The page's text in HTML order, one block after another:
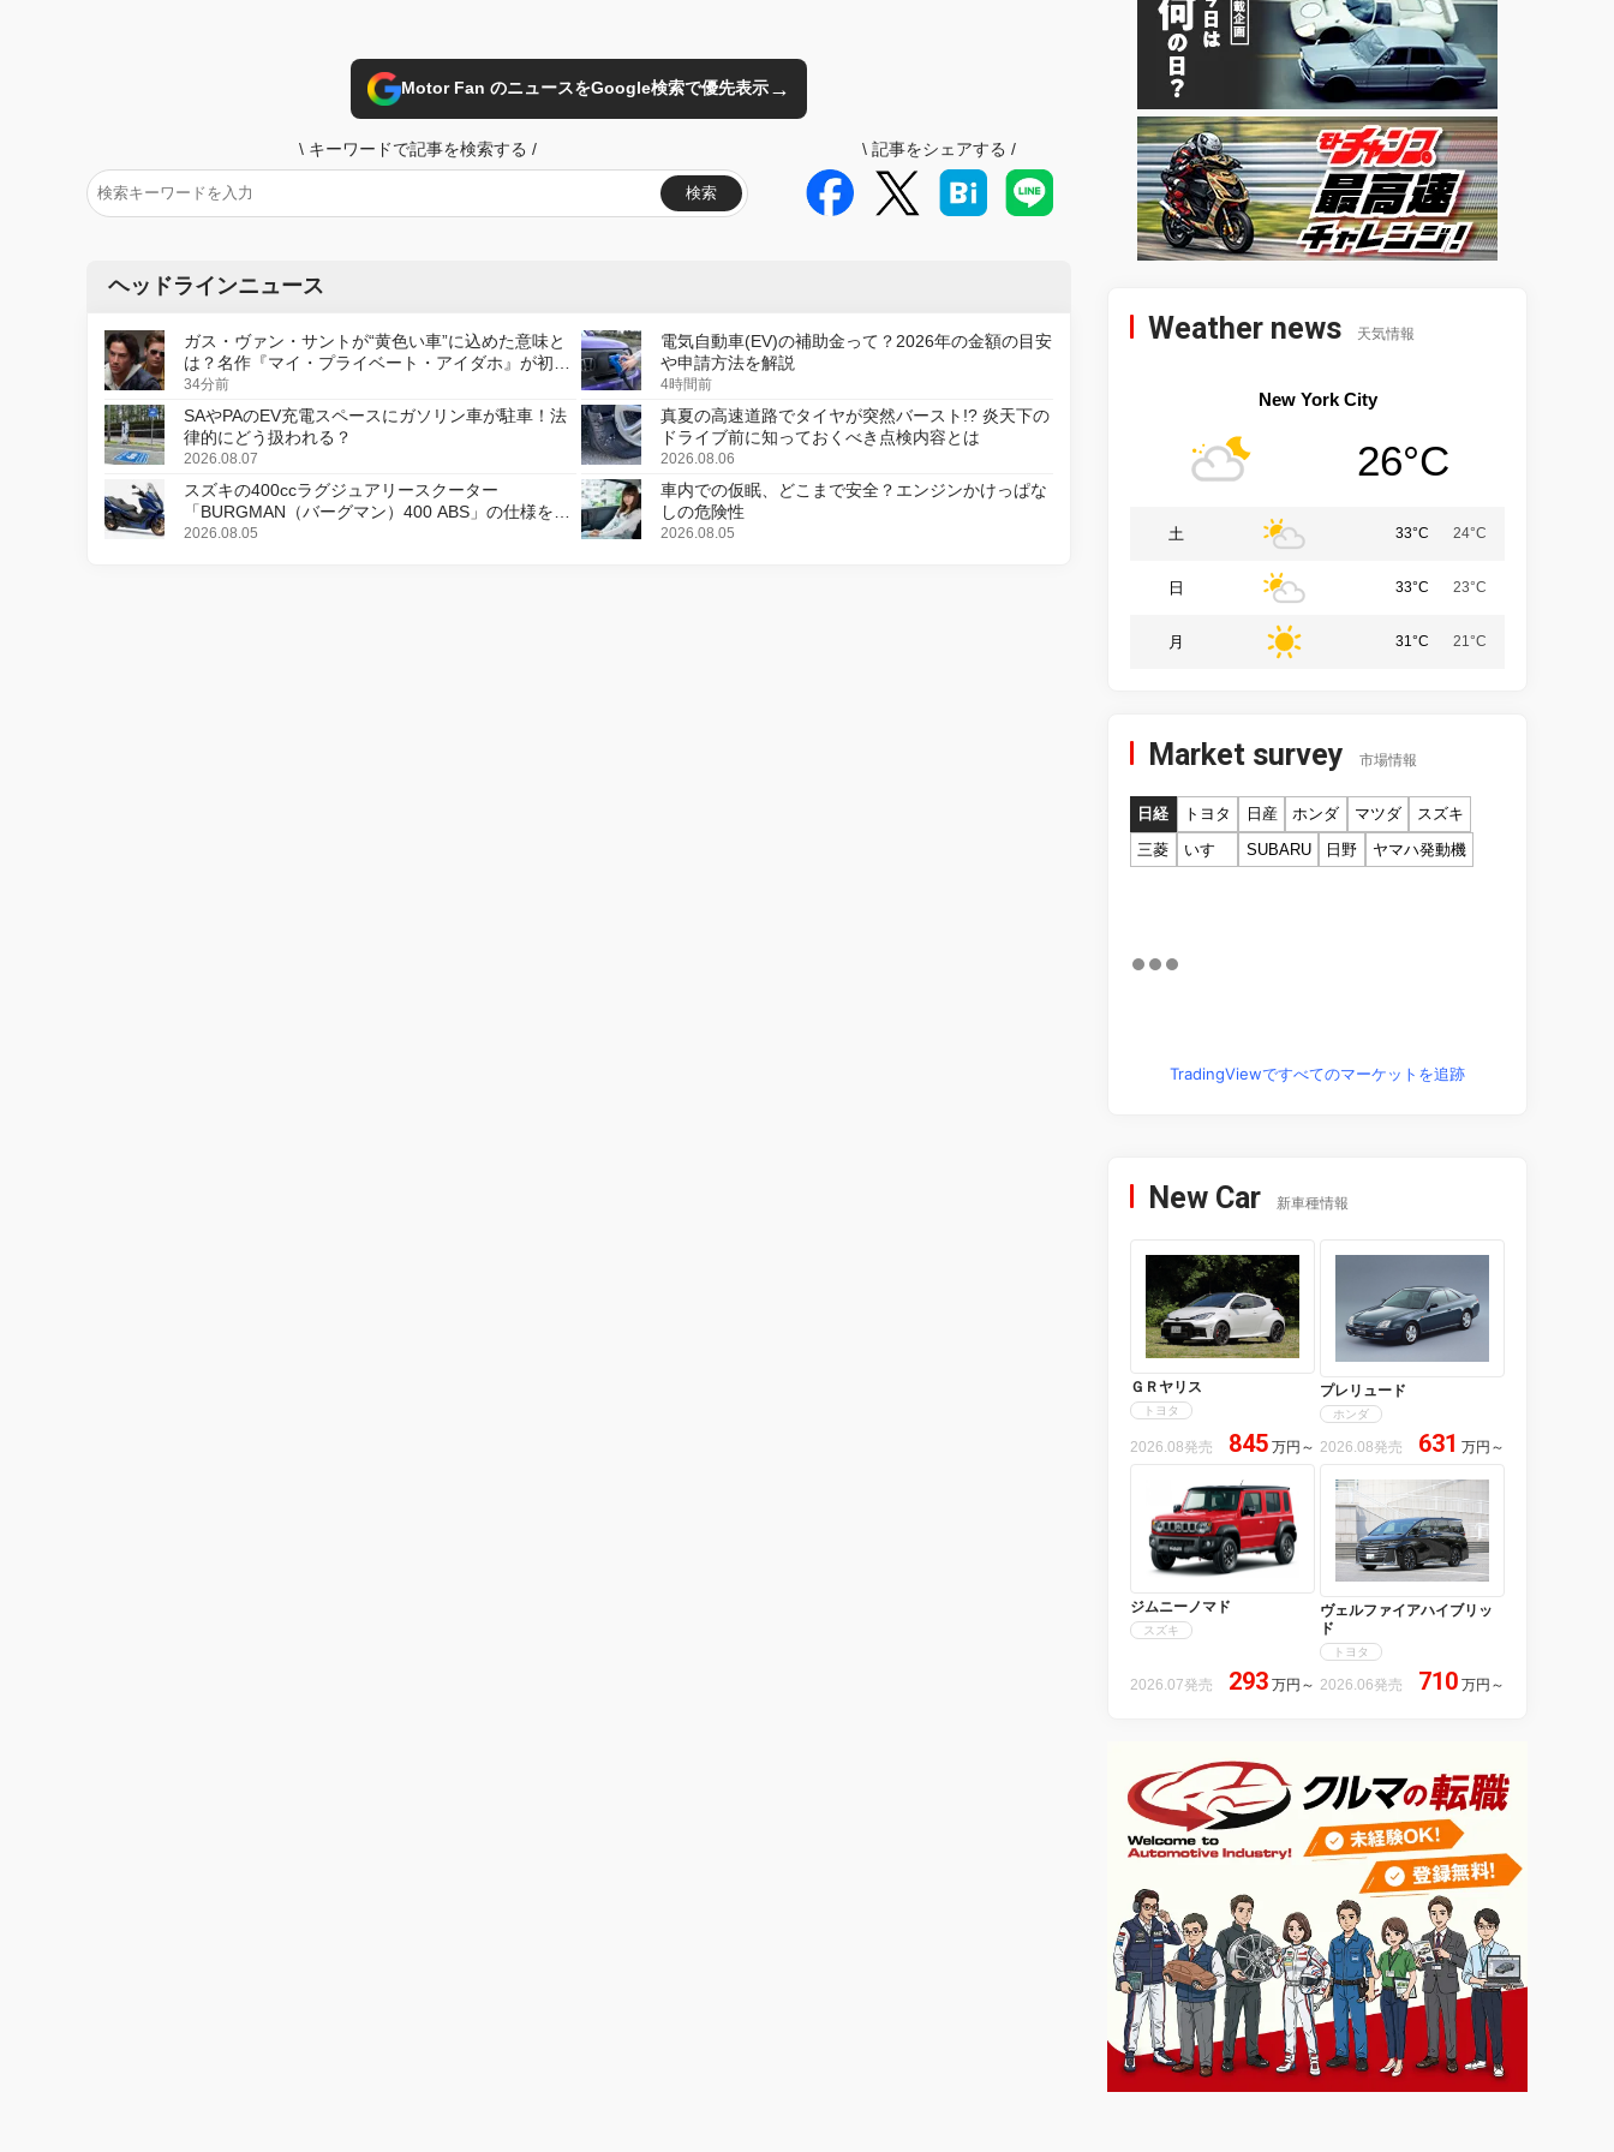
Motor Fan のニュースをGoogle検索で優先表示→
\ キーワードで記事を検索する /
検索
\ 記事をシェアする /
ヘッドラインニュース
ガス・ヴァン・サントが“黄色い車”に込めた意味と
は？名作『マイ・プライベート・アイダホ』が初の
デジタルリマスター版で復活
34分前
電気自動車(EV)の補助金って？2026年の金額の目安
や申請方法を解説
4時間前
SAやPAのEV充電スペースにガソリン車が駐車！法
律的にどう扱われる？
2026.08.07
真夏の高速道路でタイヤが突然バースト!? 炎天下の
ドライブ前に知っておくべき点検内容とは
2026.08.06
スズキの400ccラグジュアリースクーター
「BURGMAN（バーグマン）400 ABS」の仕様を変
更し、8月18日に発売
2026.08.05
車内での仮眠、どこまで安全？エンジンかけっぱな
しの危険性
2026.08.05
Weather news 天気情報
New York City
26°C
土 33°C 24°C
日 33°C 23°C
月 31°C 21°C
Market survey 市場情報
日経 トヨタ 日産 ホンダ マツダ
スズキ
三菱
いすゞ SUBARU 日野 ヤマハ発動機
TradingViewですべてのマーケットを追跡
New Car 新車種情報
ＧＲヤリス
トヨタ
2026.08発売 845 万円 ～
プレリュード
ホンダ
2026.08発売 631 万円 ～
ジムニーノマド
スズキ
2026.07発売 293 万円 ～
ヴェルファイアハイブリッ
ド
トヨタ
2026.06発売 710 万円 ～